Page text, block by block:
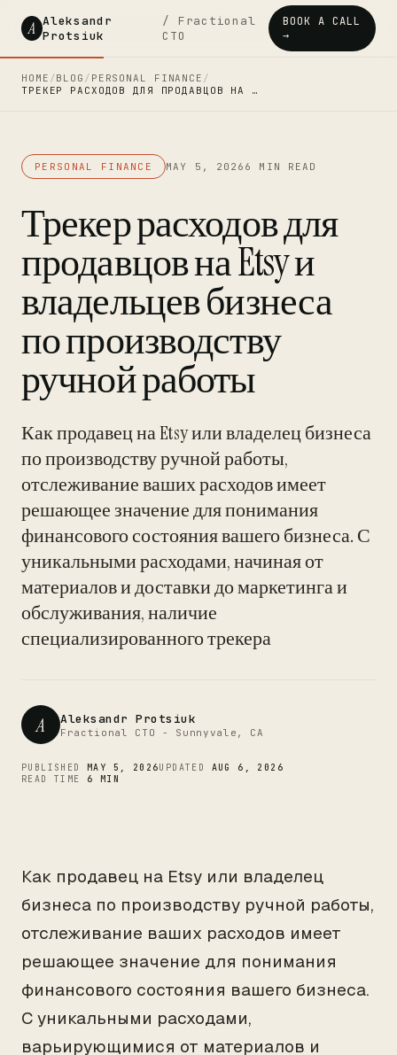
A Aleksandr
Protsiuk
/ Fractional
CTO
BOOK A CALL
→
HOME /BLOG / PERSONAL FINANCE /
ТРЕКЕР РАСХОДОВ ДЛЯ ПРОДАВЦОВ НА …
PERSONAL FINANCE MAY 5, 2026 6 MIN READ
Трекер расходов для
продавцов на Etsy и
владельцев бизнеса
по производству
ручной работы
Как продавец на Etsy или владелец бизнеса
по производству ручной работы,
отслеживание ваших расходов имеет
решающее значение для понимания
финансового состояния вашего бизнеса. С
уникальными расходами, начиная от
материалов и доставки до маркетинга и
обслуживания, наличие
специализированного трекера
A Aleksandr Protsiuk
Fractional CTO - Sunnyvale, CA
PUBLISHED MAY 5, 2026UPDATED AUG 6, 2026
READ TIME 6 MIN
Как продавец на Etsy или владелец
бизнеса по производству ручной работы,
отслеживание ваших расходов имеет
решающее значение для понимания
финансового состояния вашего бизнеса.
С уникальными расходами,
варьирующимися от материалов и